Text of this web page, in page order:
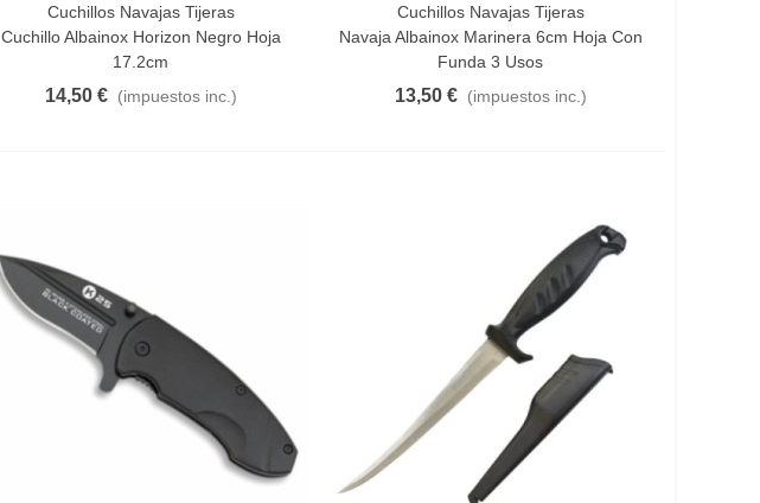
Añadir Al Carrito
Cuchillos Navajas Tijeras
Cuchillo Albainox Horizon Negro Hoja
17.2cm
14,50 € (impuestos inc.)
Añadir Al Carrito
Cuchillos Navajas Tijeras
Navaja Albainox Marinera 6cm Hoja Con
Funda 3 Usos
13,50 € (impuestos inc.)